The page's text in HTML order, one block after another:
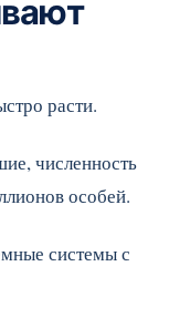
расти.
численность
особей.
системы с